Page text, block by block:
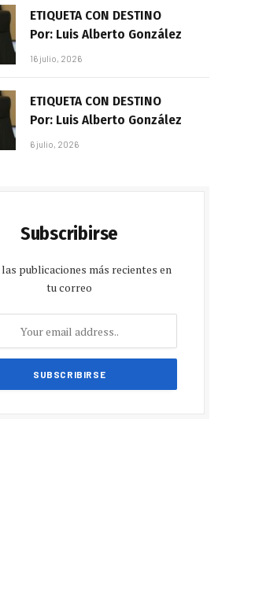
ETIQUETA CON DESTINO
Por: Luis Alberto González
16 julio, 2026
ETIQUETA CON DESTINO
Por: Luis Alberto González
6 julio, 2026
Subscribirse
las publicaciones más recientes en
tu correo